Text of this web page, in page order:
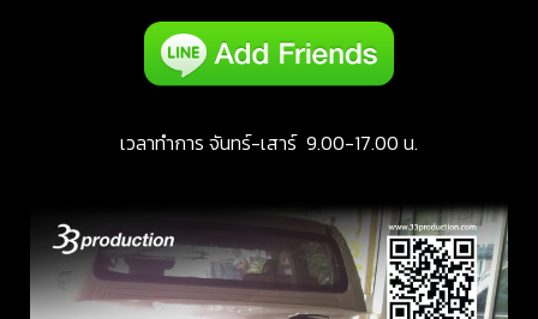
เวลาทำการ จันทร์-เสาร์ 9.00-17.00 น.